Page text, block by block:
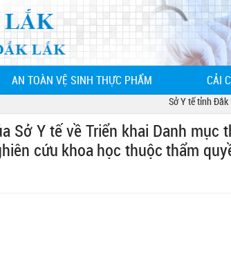
AN TOÀN VỆ SINH THỰC PHẨM CẢI
Sở Y tế tỉnh Đắk
Sở Y tế về Triển khai Danh mục
cứu khoa học thuộc thẩm